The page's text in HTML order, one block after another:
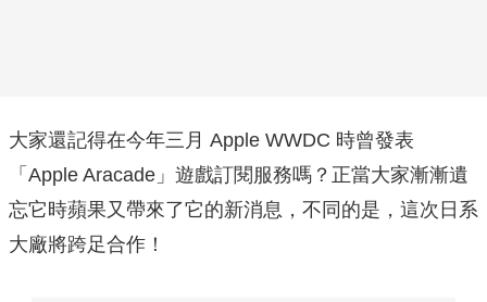
大家還記得在今年三月 Apple WWDC 時曾發表
「Apple Aracade」遊戲訂閱服務嗎？正當大家漸漸遺
忘它時蘋果又帶來了它的新消息，不同的是，這次日系
大廠將跨足合作！